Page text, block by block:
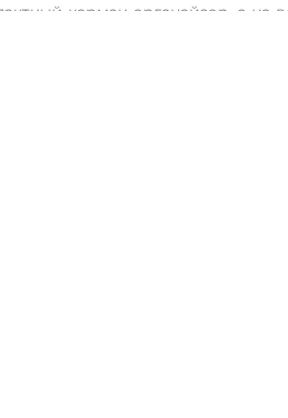
карман-органайзер, а на
мелких аксессуаров. Модель
наплечными ремнями и